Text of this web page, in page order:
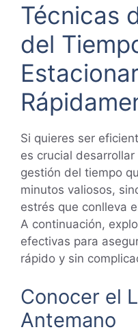
Técnicas
del
Si quieres ser
es crucial
gestión del tiempo
minutos valiosos,
estrés que conlleva
A continuación,
efectivas para
rápido y sin
Conocer el
Antemano